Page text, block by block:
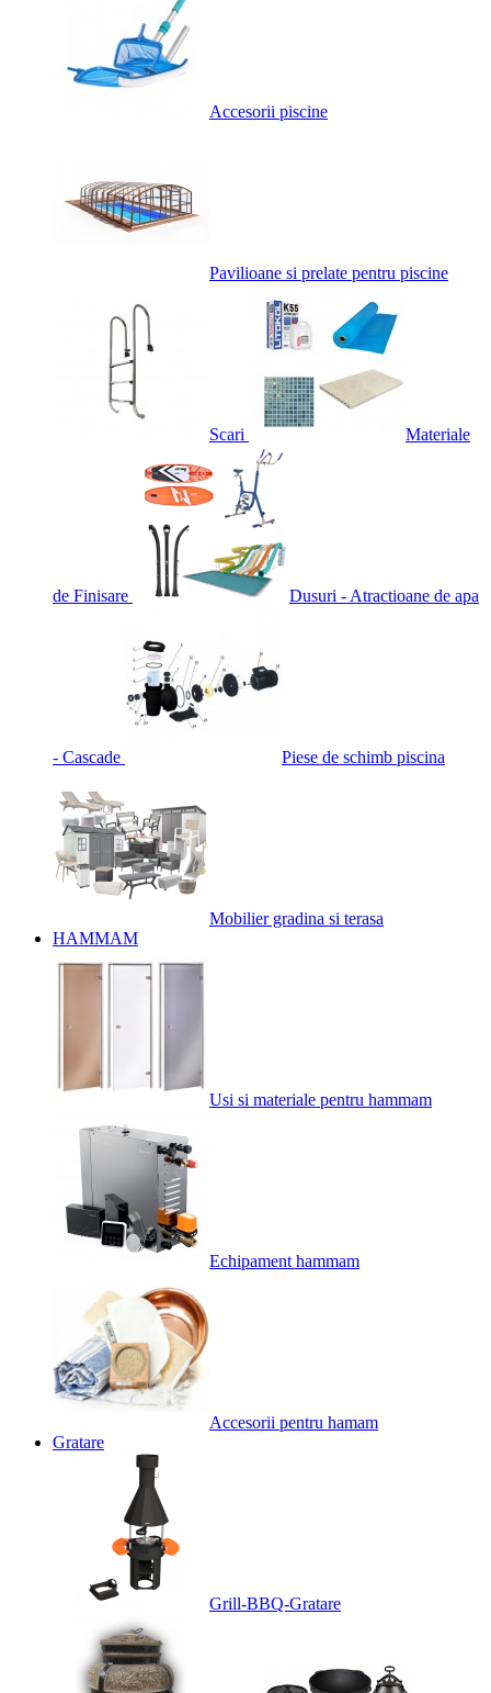
Accesorii piscine
Pavilioane si prelate pentru piscine
Scari Materiale
de Finisare Dusuri - Atractioane de apa
- Cascade Piese de schimb piscina
Mobilier gradina si terasa
HAMMAM
Usi si materiale pentru hammam
Echipament hammam
Accesorii pentru hamam
Gratare
Grill-BBQ-Gratare